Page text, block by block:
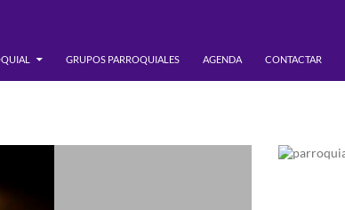
GRUPOS PARROQUIALES AGENDA CONTACTAR